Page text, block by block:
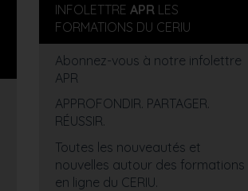
INFOLETTRE APR LES
FORMATIONS DU CERIU
Abonnez-vous à notre infolettre
APR
APPROFONDIR. PARTAGER.
RÉUSSIR.
Toutes les nouveautés et
nouvelles autour des formations
en ligne du CERIU.